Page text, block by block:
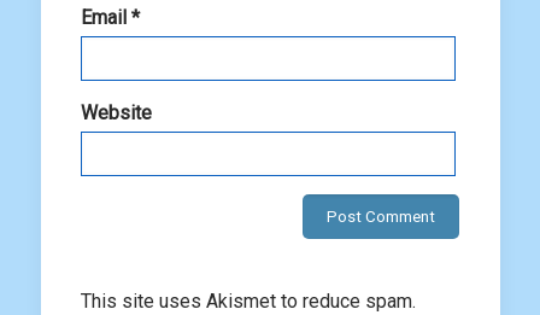
Email *
Website
This site uses Akismet to reduce spam.